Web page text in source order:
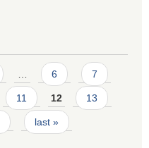
6 7
11 12 13
last »